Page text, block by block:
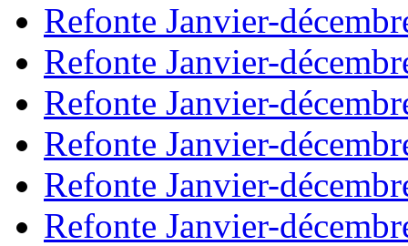
Refonte Janvier-
Refonte Janvier-
Refonte Janvier-
Refonte Janvier-
Refonte Janvier-
Refonte Janvier-